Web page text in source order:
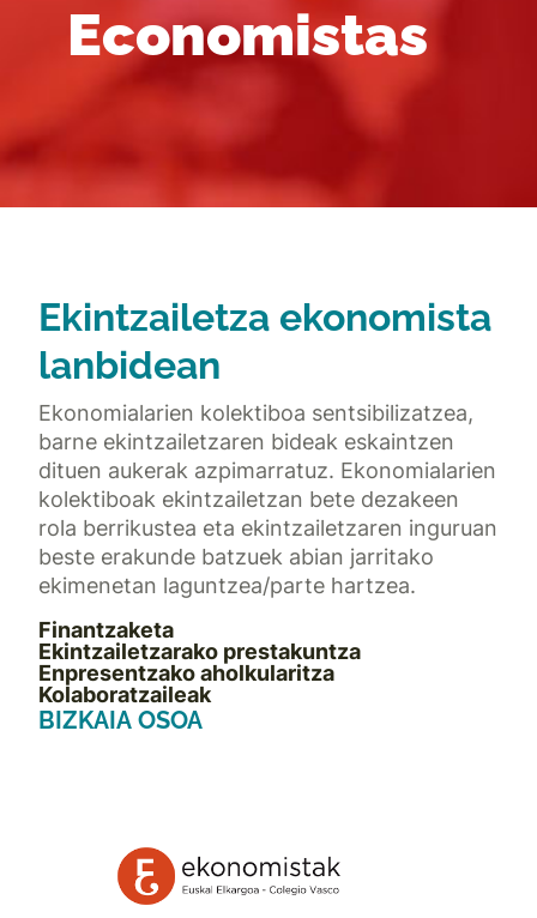
Economistas
Ekintzailetza ekonomista
lanbidean
Ekonomialarien kolektiboa sentsibilizatzea,
barne ekintzailetzaren bideak eskaintzen
dituen aukerak azpimarratuz. Ekonomialarien
kolektiboak ekintzailetzan bete dezakeen
rola berrikustea eta ekintzailetzaren inguruan
beste erakunde batzuek abian jarritako
ekimenetan laguntzea/parte hartzea.
Finantzaketa
Ekintzailetzarako prestakuntza
Enpresentzako aholkularitza
Kolaboratzaileak
BIZKAIA OSOA